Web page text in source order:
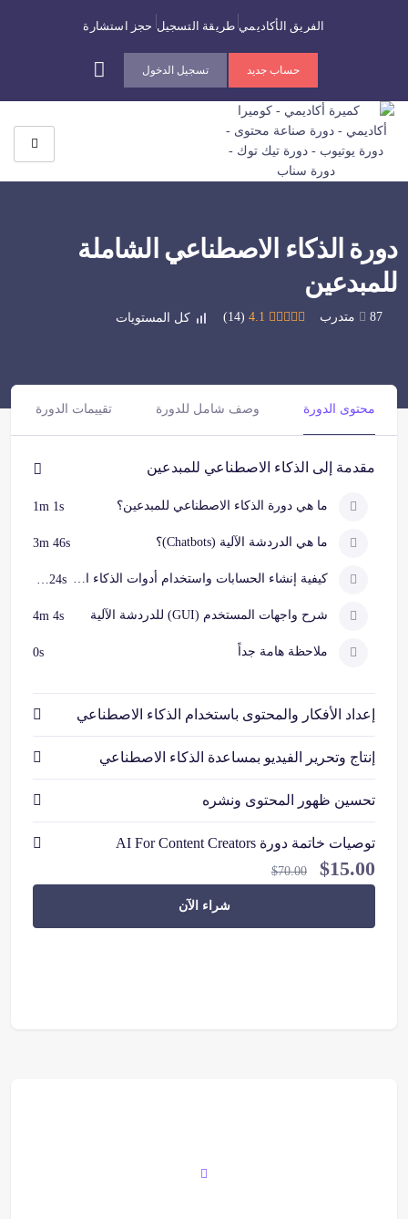
الفريق الأكاديمي طريقة التسجيل حجز استشارة
حساب جديد تسجيل الدخول
دورة الذكاء الاصطناعي الشاملة
للمبدعين
87 متدرب 4.1
(14) كل المستويات
محتوى الدورة وصف شامل للدورة تقييمات الدورة
مقدمة إلى الذكاء الاصطناعي للمبدعين
ما هي دورة الذكاء الاصطناعي للمبدعين؟ 1m 1s
ما هي الدردشة الآلية (Chatbots)؟ 3m 46s
كيفية إنشاء الحسابات واستخدام أدوات الذكاء الاصطناعي
شرح واجهات المستخدم (GUI) للدردشة الآلية 4m 4s
ملاحظة هامة جداً 0s
إعداد الأفكار والمحتوى باستخدام الذكاء الاصطناعي
إنتاج وتحرير الفيديو بمساعدة الذكاء الاصطناعي
تحسين ظهور المحتوى ونشره
توصيات خاتمة دورة AI For Content Creators
$15.00
$70.00
شراء الآن